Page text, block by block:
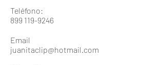
Teléfono:
899 119-9246
Email
juanitaclip@hotmail.com